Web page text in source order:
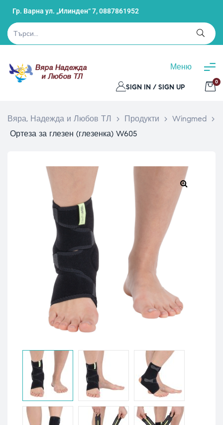
Гр. Варна ул. „Илинден“ 7,0887861952
Меню
SIGN IN / SIGN UP
0
Вяра, Надежда и Любов ТЛ > Продукти > Wingmed >
Ортеза за глезен (глезенка) W605